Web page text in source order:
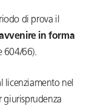
di prova il
in forma
604/66).
licenziamento nel
giurisprudenza